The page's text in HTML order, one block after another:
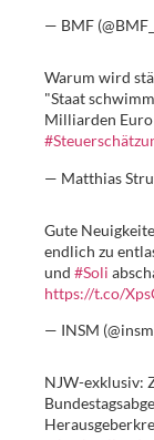
— BMF
Warum wird
"Staat
Milliarden Euro
— Matthias
Gute
endlich zu
und #Soli
https://t.co/
— INSM
NJW-exklusiv: